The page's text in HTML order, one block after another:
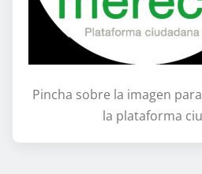
Pincha sobre la imagen
la plataforma